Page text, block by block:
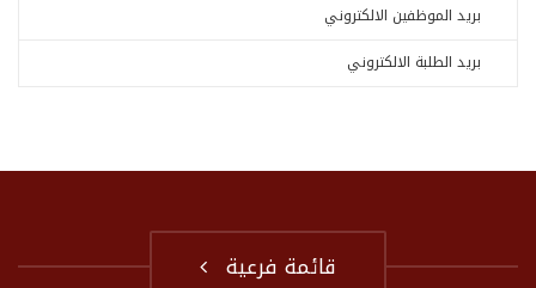
بريد الموظفين الالكتروني
بريد الطلبة الالكتروني
قائمة فرعية